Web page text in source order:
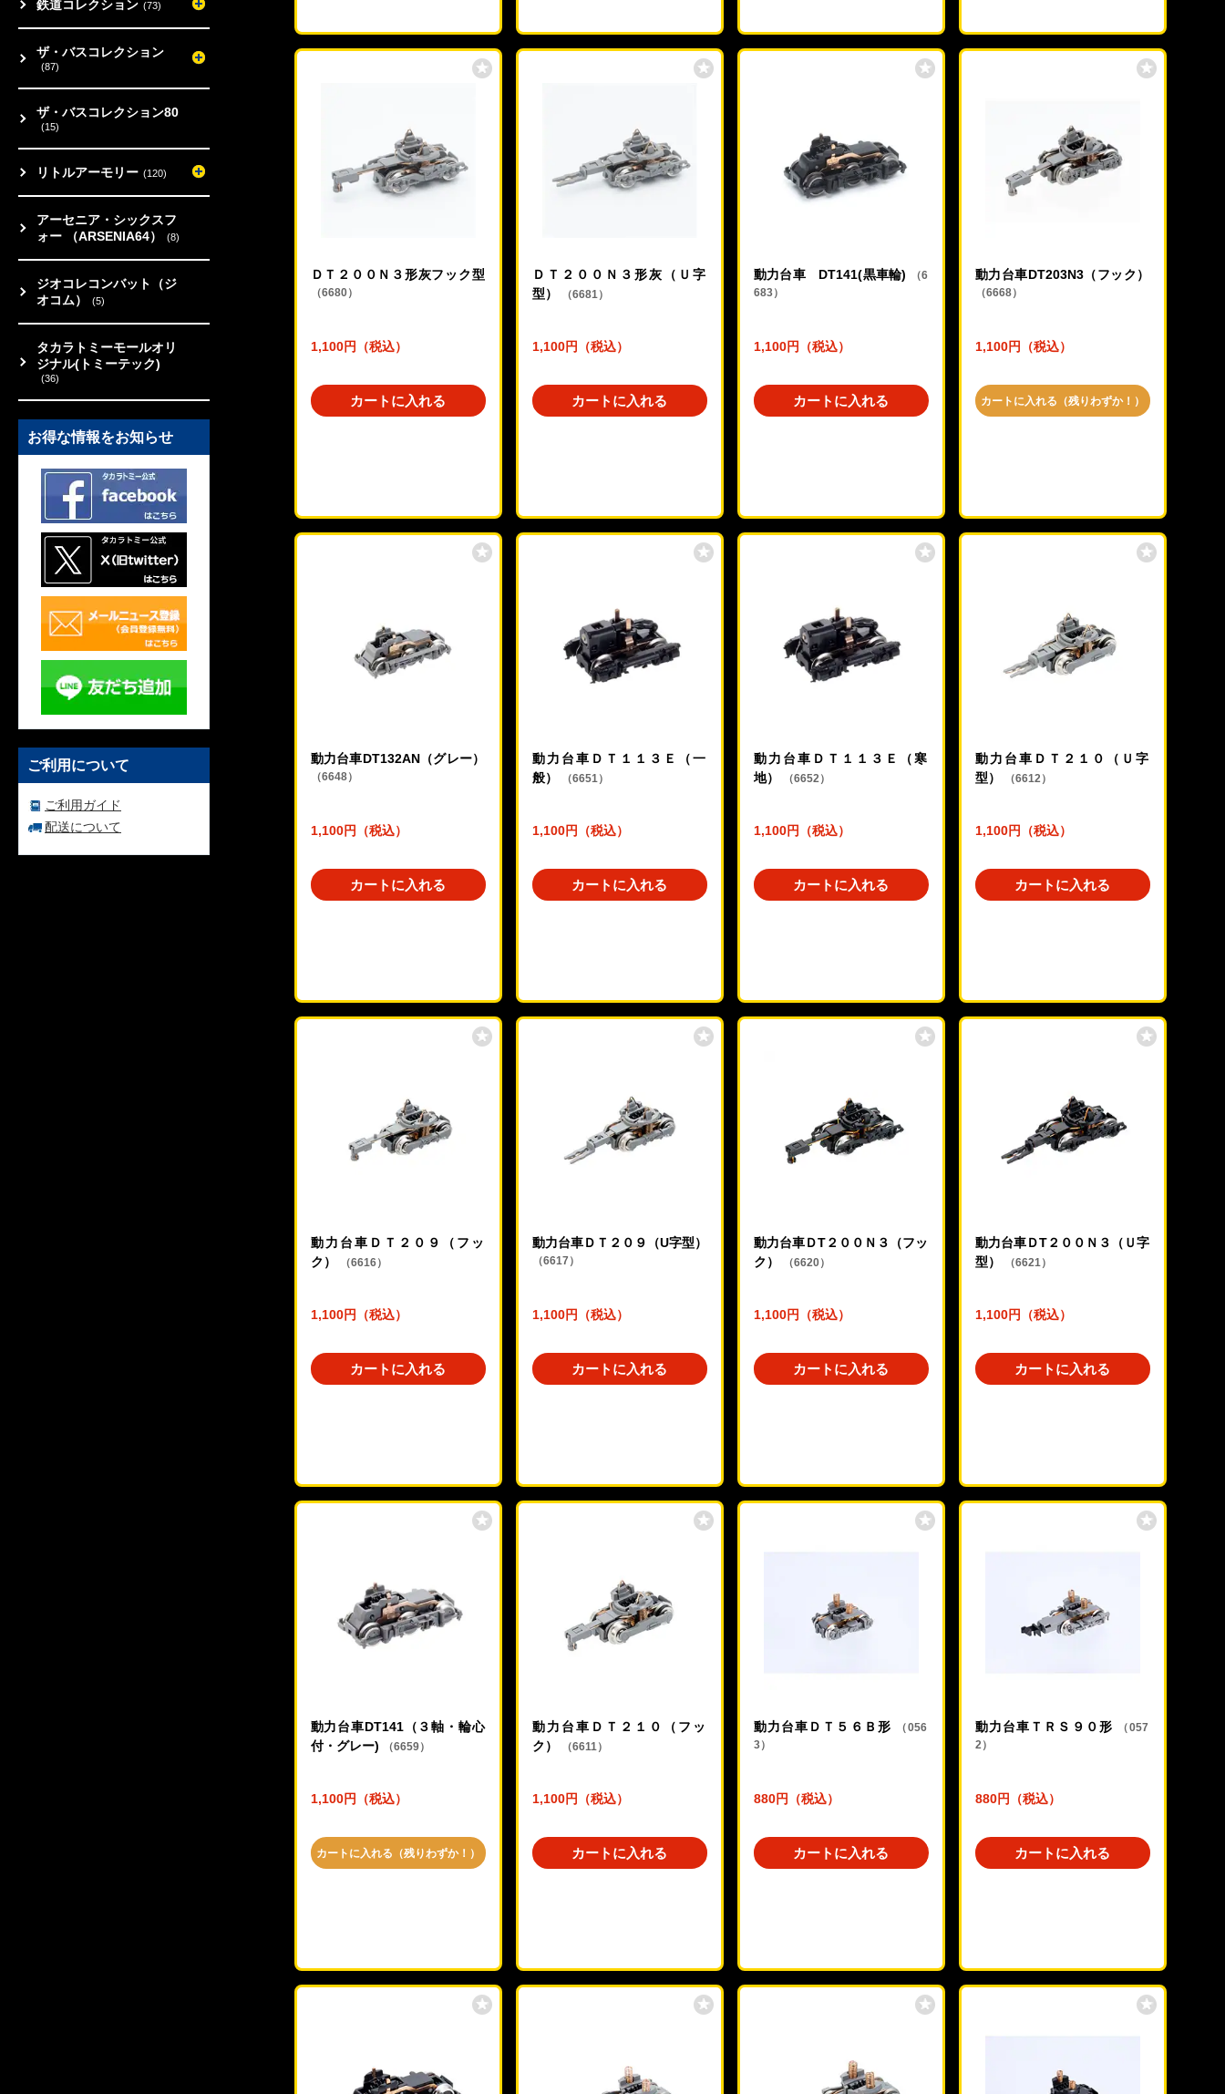
鉄道コレクション (73)
ザ・バスコレクション
(87)
ザ・バスコレクション80
(15)
リトルアーモリー (120)
アーセニア・シックスフ
ォー （ARSENIA64）
(8)
ジオコレコンバット（ジ
オコム）
(5)
タカラトミーモールオリ
ジナル(トミーテック)
(36)
お得な情報をお知らせ
ご利用について
ご利用ガイド
配送について
ＤＴ２００Ｎ３形灰フック型
（6680）
1,100円（税込）
カートに入れる
ＤＴ２００Ｎ３形灰（Ｕ字
型）
（6681）
1,100円（税込）
カートに入れる
動力台車 DT141(黒車輪)
（6
683）
1,100円（税込）
カートに入れる
動力台車DT203N3（フック）
（6668）
1,100円（税込）
カートに入れる（残りわずか！）
動力台車DT132AN（グレー）
（6648）
1,100円（税込）
カートに入れる
動力台車ＤＴ１１３Ｅ（一
般）
（6651）
1,100円（税込）
カートに入れる
動力台車ＤＴ１１３Ｅ（寒
地）
（6652）
1,100円（税込）
カートに入れる
動力台車ＤＴ２１０（Ｕ字
型）
（6612）
1,100円（税込）
カートに入れる
動力台車ＤＴ２０９（フッ
ク）
（6616）
1,100円（税込）
カートに入れる
動力台車ＤＴ２０９（U字型）
（6617）
1,100円（税込）
カートに入れる
動力台車ＤT２００Ｎ３（フッ
ク）
（6620）
1,100円（税込）
カートに入れる
動力台車ＤT２００Ｎ３（Ｕ字
型）
（6621）
1,100円（税込）
カートに入れる
動力台車DT141（３軸・輪心
付・グレー)
（6659）
1,100円（税込）
カートに入れる（残りわずか！）
動力台車ＤＴ２１０（フッ
ク）
（6611）
1,100円（税込）
カートに入れる
動力台車ＤＴ５６Ｂ形
（056
3）
880円（税込）
カートに入れる
動力台車ＴＲＳ９０形
（057
2）
880円（税込）
カートに入れる